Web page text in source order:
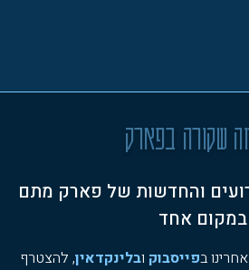
שקורה בפארק
והחדשות של פארק מתם
במקום אחד
בפייסבוק ובלינקדאין, להצטרף